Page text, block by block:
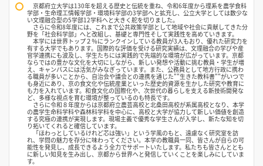
京都府立大学は130年を超える歴史と伝統を重ね、令和6年度から理系を農学食科
学部・生命理工情報学部・環境科学部の3学部へと拡充し、公立大学としては数少な
い文理融合型の5学部12学科へと大きく舵を切りました。
さらに令和8年度には、これまで公共政策学部として地域や社会に貢献してきた分
野を「社会科学部」へと改組し、基礎と専門性そして実践性を高めていきます。
本学には世界トップ２％にランクインしている教員が3人もおり、優れた研究力を
有する大学でもあります。国際的な評価を受ける研究実績は、文理融合の学びや産
官学連携にも波及し、学生たちには実践的で先端的な環境が広がっています。京都
ならではの豊かな文化を大切にしながら、新しい発想や活動に挑む教員・学生が増
え、キャンパスには活気がみなぎっています。また、公務員として地方行政に携わ
る職員が多いことから、自治会や議会との連携を通じた""生きた教科書""がいつで
も身近にあり、京の食文化や伝統産業といった歴史的資源を生かした研究や教育に
も力を入れています。和食文化の国際化や、次世代の暮らしを支える新技術開発な
ど、多様な視点を育む環境が整っているのも特長です。
さらに令和８年度からは京都府立農芸高校と北桑田高校が系属高校となり、本学
の農学生命科学科や森林科学科を中心に、高校と大学が協力して新しい価値を創造
する究極の連携が実現します。現場主義で優秀な学生さんが入学し、新たな知を切
り拓いてくれると確信しています。
「ほわっとしているけれど芯は強い」という学風のもと、遠慮なく研究室を訪
れ、学問の魅力を存分に味わってください。本学の教職員一同、皆さんが自らの可
能性を発見し、成長できるよう全力でサポートいたします。私たちも皆さんととも
に新しい知見を生み出し、京都から世界へと発信していくことを楽しみにしていま
す。